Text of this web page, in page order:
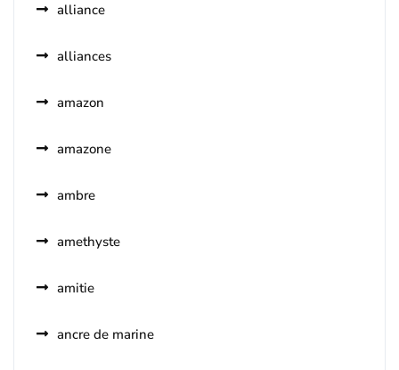
alliance
alliances
amazon
amazone
ambre
amethyste
amitie
ancre de marine